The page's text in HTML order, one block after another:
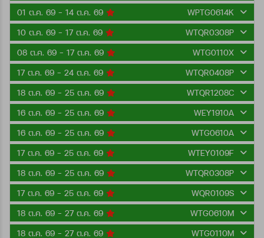
01 ต.ค. 69 - 14 ต.ค. 69
WPTG0614K
10 ต.ค. 69 - 17 ต.ค. 69
WTQR0308P
08 ต.ค. 69 - 17 ต.ค. 69
WTG0110X
17 ต.ค. 69 - 24 ต.ค. 69
WTQR0408P
18 ต.ค. 69 - 25 ต.ค. 69
WTQR1208C
16 ต.ค. 69 - 25 ต.ค. 69
WEY1910A
16 ต.ค. 69 - 25 ต.ค. 69
WTG0610A
17 ต.ค. 69 - 25 ต.ค. 69
WTEY0109F
18 ต.ค. 69 - 25 ต.ค. 69
WTQR0308P
17 ต.ค. 69 - 25 ต.ค. 69
WQR0109S
18 ต.ค. 69 - 27 ต.ค. 69
WTG0610M
18 ต.ค. 69 - 27 ต.ค. 69
WTG0110M